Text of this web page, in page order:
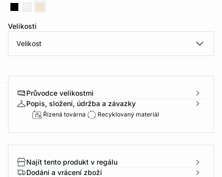
Velikosti
Velikost
Průvodce velikostmi
Popis, složení, údržba a závazky
Řízená továrna Recyklovaný materiál
Najít tento produkt v regálu
Dodání a vrácení zboží